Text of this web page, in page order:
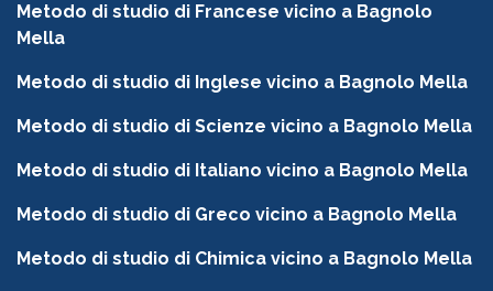
Metodo di studio di Francese vicino a Bagnolo
Mella
Metodo di studio di Inglese vicino a Bagnolo Mella
Metodo di studio di Scienze vicino a Bagnolo Mella
Metodo di studio di Italiano vicino a Bagnolo Mella
Metodo di studio di Greco vicino a Bagnolo Mella
Metodo di studio di Chimica vicino a Bagnolo Mella